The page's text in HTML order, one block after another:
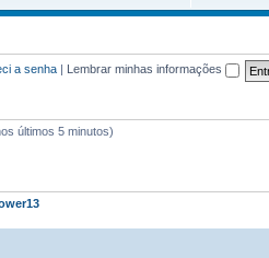
a senha Lembrar minhas informações
últimos 5 minutos)